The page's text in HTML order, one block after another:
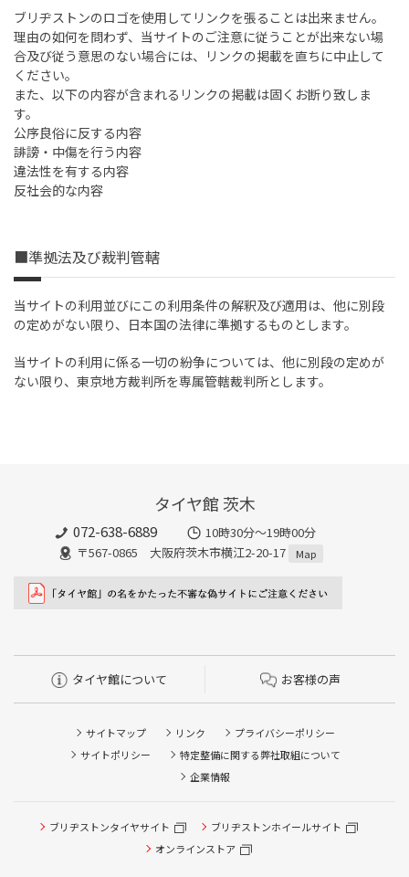
ブリヂストンのロゴを使用してリンクを張ることは出来ません。
理由の如何を問わず、当サイトのご注意に従うことが出来ない場
合及び従う意思のない場合には、リンクの掲載を直ちに中止して
ください。
また、以下の内容が含まれるリンクの掲載は固くお断り致しま
す。
公序良俗に反する内容
誹謗・中傷を行う内容
違法性を有する内容
反社会的な内容
■準拠法及び裁判管轄
当サイトの利用並びにこの利用条件の解釈及び適用は、他に別段
の定めがない限り、日本国の法律に準拠するものとします。
当サイトの利用に係る一切の紛争については、他に別段の定めが
ない限り、東京地方裁判所を専属管轄裁判所とします。
タイヤ館 茨木
072-638-6889
10時30分～19時00分
〒567-0865 大阪府茨木市横江2-20-17
Map
タイヤ館について お客様の声
サイトマップ リンク
プライバシーポリシー
サイトポリシー
特定整備に関する弊社取組について
企業情報
ブリヂストンタイヤサイト
ブリヂストンホイールサイト
オンラインストア
タイヤ点検・安全点検/タイヤ履き替え/オイル交換/その他
ピット作業の予約